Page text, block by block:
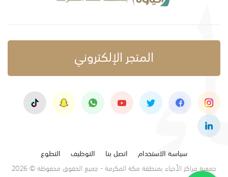
المتجر الإلكتروني
سياسة الاستخدام اتصل بنا التوظيف
التطوع
جمعية مراكز الأحياء بمنطقة مكة المكرمة - جميع الحقوق محفوظة © 2026